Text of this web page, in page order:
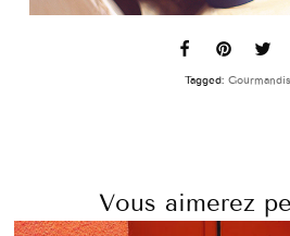
Tagged:
Vous aimerez